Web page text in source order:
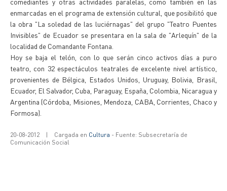
enmarcadas en el programa de extensión cultural, que posibilitó que
la obra "La soledad de las luciérnagas" del grupo "Teatro Puentes
Invisibles" de Ecuador se presentara en la sala de "Arlequín" de la
localidad de Comandante Fontana.
Hoy se baja el telón, con lo que serán cinco activos días a puro
teatro, con 32 espectáculos teatrales de excelente nivel artístico,
provenientes de Bélgica, Estados Unidos, Uruguay, Bolivia, Brasil,
Ecuador, El Salvador, Cuba, Paraguay, España, Colombia, Nicaragua y
Argentina (Córdoba, Misiones, Mendoza, CABA, Corrientes, Chaco y
Formosa).
20-08-2012 | Cargada en Cultura - Fuente: Subsecretaría de
Comunicación Social